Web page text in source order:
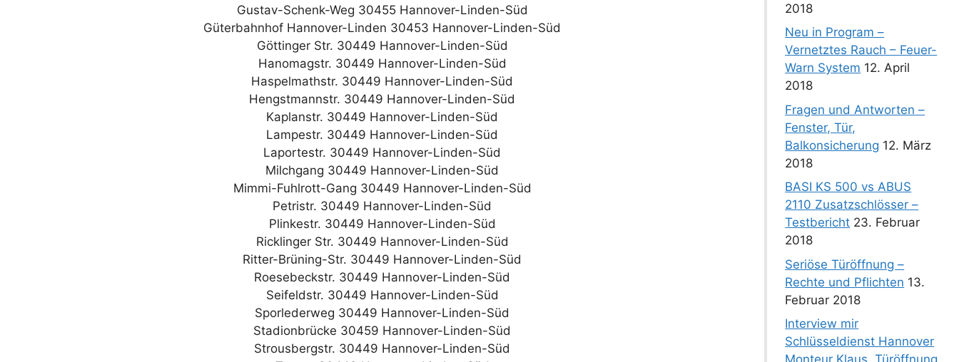
Gustav-Schenk-Weg 30455 Hannover-Linden-Süd
Güterbahnhof Hannover-Linden 30453 Hannover-Linden-Süd
Göttinger Str. 30449 Hannover-Linden-Süd
Hanomagstr. 30449 Hannover-Linden-Süd
Haspelmathstr. 30449 Hannover-Linden-Süd
Hengstmannstr. 30449 Hannover-Linden-Süd
Kaplanstr. 30449 Hannover-Linden-Süd
Lampestr. 30449 Hannover-Linden-Süd
Laportestr. 30449 Hannover-Linden-Süd
Milchgang 30449 Hannover-Linden-Süd
Mimmi-Fuhlrott-Gang 30449 Hannover-Linden-Süd
Petristr. 30449 Hannover-Linden-Süd
Plinkestr. 30449 Hannover-Linden-Süd
Ricklinger Str. 30449 Hannover-Linden-Süd
Ritter-Brüning-Str. 30449 Hannover-Linden-Süd
Roesebeckstr. 30449 Hannover-Linden-Süd
Seifeldstr. 30449 Hannover-Linden-Süd
Sporlederweg 30449 Hannover-Linden-Süd
Stadionbrücke 30459 Hannover-Linden-Süd
Strousbergstr. 30449 Hannover-Linden-Süd
2018
Neu in Program –
Vernetztes Rauch – Feuer-
Warn System 12. April
2018
Fragen und Antworten –
Fenster, Tür,
Balkonsicherung 12. März
2018
BASI KS 500 vs ABUS
2110 Zusatzschlösser –
Testbericht 23. Februar
2018
Seriöse Türöffnung –
Rechte und Pflichten 13.
Februar 2018
Interview mir
Schlüsseldienst Hannover